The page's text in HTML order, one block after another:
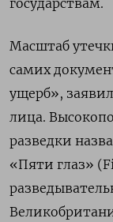
государствам.
Масштаб
самих
ущерб»,
лица.
разведки
«Пяти глаз»